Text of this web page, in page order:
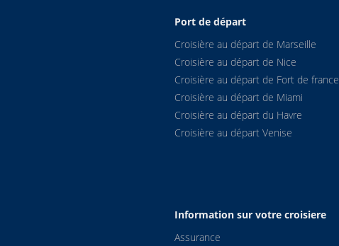
Port de départ
Croisière au départ de Marseille
Croisière au départ de Nice
Croisière au départ de Fort de france
Croisière au départ de Miami
Croisière au départ du Havre
Croisière au départ Venise
Information sur votre croisiere
Assurance